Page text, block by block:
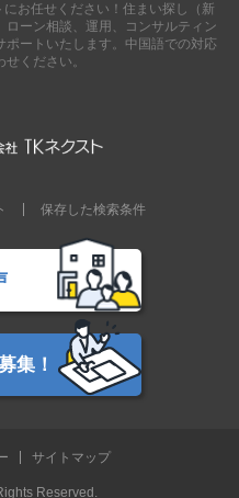
お任せください！住まい探し（新
ーン相談、運用、コンサルティン
ートいたします。中国語での対応
ください。
保存した検索条件
集！
サイトマップ
Reserved.